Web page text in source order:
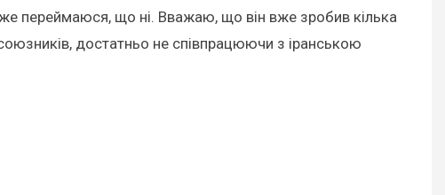
переймаюся, що ні. Вважаю, що він вже зробив кілька
достатньо не співпрацюючи з іранською